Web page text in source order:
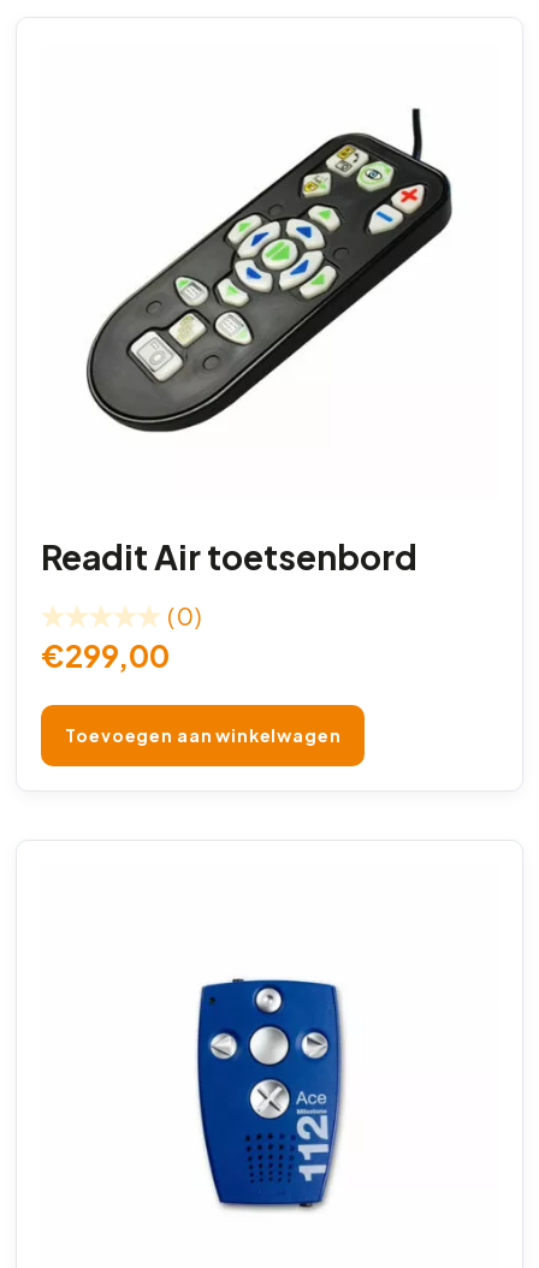
Readit Air toetsenbord
(0)
€299,00
Toevoegen aan winkelwagen